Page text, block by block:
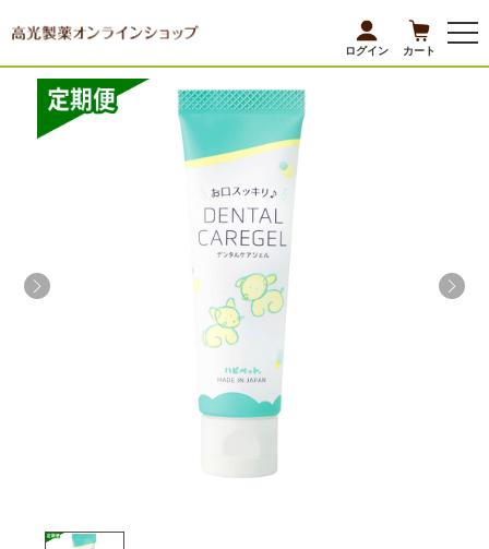
ログイン カート